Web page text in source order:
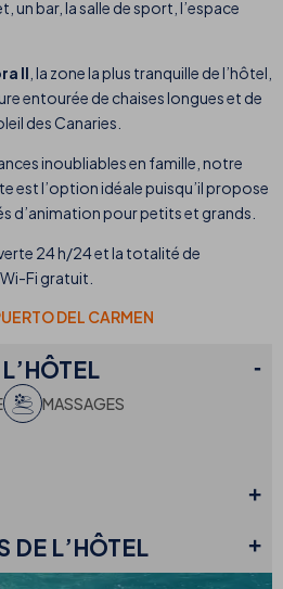
bar, la salle de sport, l’espace
II , la zone la plus tranquille de l’hôtel,
entourée de chaises longues et de
des Canaries.
inoubliables en famille, notre
est l’option idéale puisqu’il propose
d’animation pour petits et grands.
24 h/24 et la totalité de
Fi gratuit.
DEL CARMEN
MASSAGES
DE L’HÔTEL